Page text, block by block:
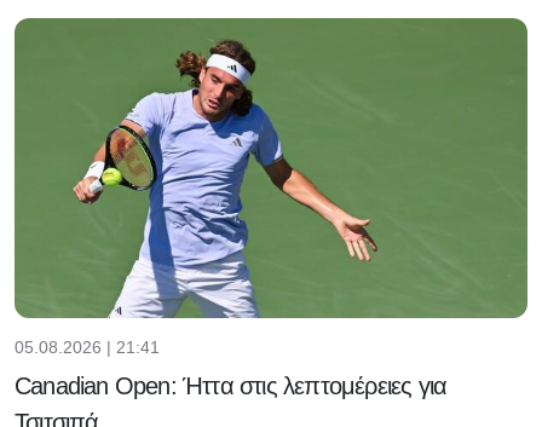
05.08.2026 | 21:41
Canadian Open: Ήττα στις λεπτομέρειες για